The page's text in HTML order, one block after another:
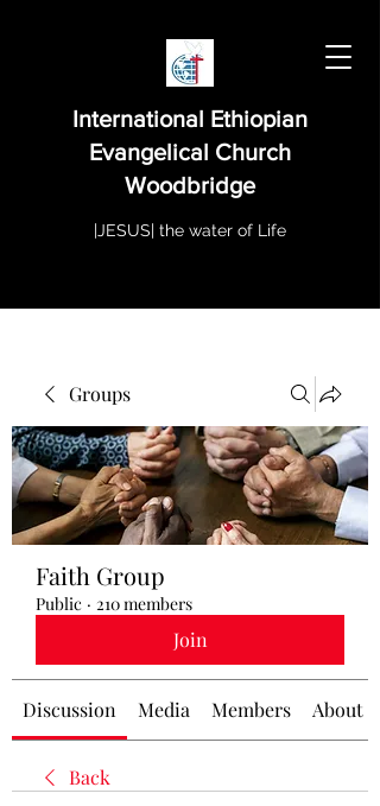
International Ethiopian
Evangelical Church
Woodbridge
|JESUS| the water of Life
Groups
Faith Group
Public · 210 members
Join
Discussion Media Members About
Back